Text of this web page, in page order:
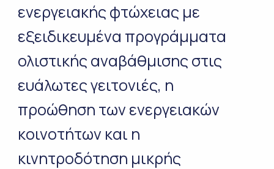
ενεργειακής φτώχειας με
εξειδικευμένα προγράμματα
ολιστικής αναβάθμισης στις
ευάλωτες γειτονιές, η
προώθηση των ενεργειακών
κοινοτήτων και η
κινητροδότηση μικρής